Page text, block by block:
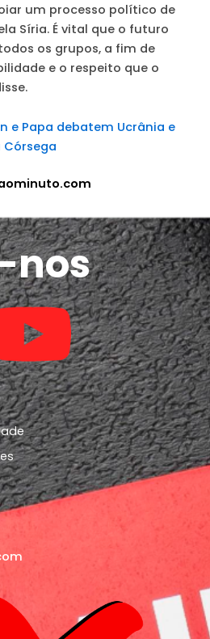
um processo político de
Síria. É vital que o futuro
os grupos, a fim de
e o respeito que o
e Papa debatem Ucrânia e
nos